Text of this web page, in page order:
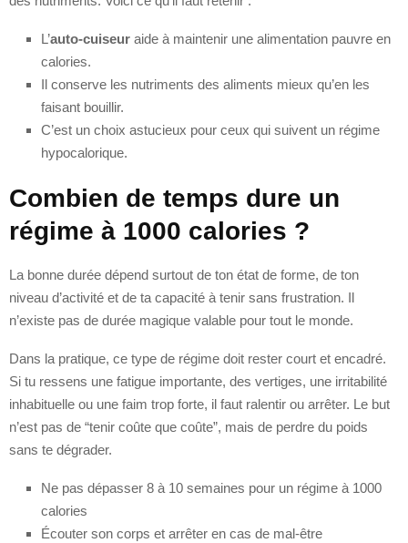
L’auto-cuiseur aide à maintenir une alimentation pauvre en
calories.
Il conserve les nutriments des aliments mieux qu’en les
faisant bouillir.
C’est un choix astucieux pour ceux qui suivent un régime
hypocalorique.
Combien de temps dure un
régime à 1000 calories ?
La bonne durée dépend surtout de ton état de forme, de ton
niveau d’activité et de ta capacité à tenir sans frustration. Il
n’existe pas de durée magique valable pour tout le monde.
Dans la pratique, ce type de régime doit rester court et encadré.
Si tu ressens une fatigue importante, des vertiges, une irritabilité
inhabituelle ou une faim trop forte, il faut ralentir ou arrêter. Le but
n’est pas de “tenir coûte que coûte”, mais de perdre du poids
sans te dégrader.
Ne pas dépasser 8 à 10 semaines pour un régime à 1000
calories
Écouter son corps et arrêter en cas de mal-être